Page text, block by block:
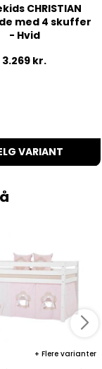
CHRISTIAN
med 4 skuffer
- Hvid
3.269 kr.
VARIANT
Flere varianter